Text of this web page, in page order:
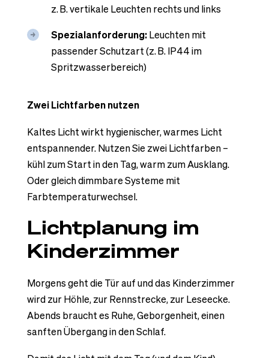
z. B. vertikale Leuchten rechts und links
Spezialanforderung:Leuchten mit
passender Schutzart (z. B. IP44 im
Spritzwasserbereich)
Zwei Lichtfarben nutzen
Kaltes Licht wirkt hygienischer, warmes Licht
entspannender. Nutzen Sie zwei Lichtfarben –
kühl zum Start in den Tag, warm zum Ausklang.
Oder gleich dimmbare Systeme mit
Farbtemperaturwechsel.
Lichtplanung im
Kinderzimmer
Morgens geht die Tür auf und das Kinderzimmer
wird zur Höhle, zur Rennstrecke, zur Leseecke.
Abends braucht es Ruhe, Geborgenheit, einen
sanften Übergang in den Schlaf.